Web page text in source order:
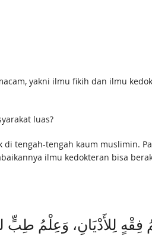
yakni ilmu fikih dan ilmu
luas?
tengah-tengah kaum muslimin.
ilmu kedokteran bisa
لِلأَدْيَانِ، وَعِلْمُ طِبٍّ